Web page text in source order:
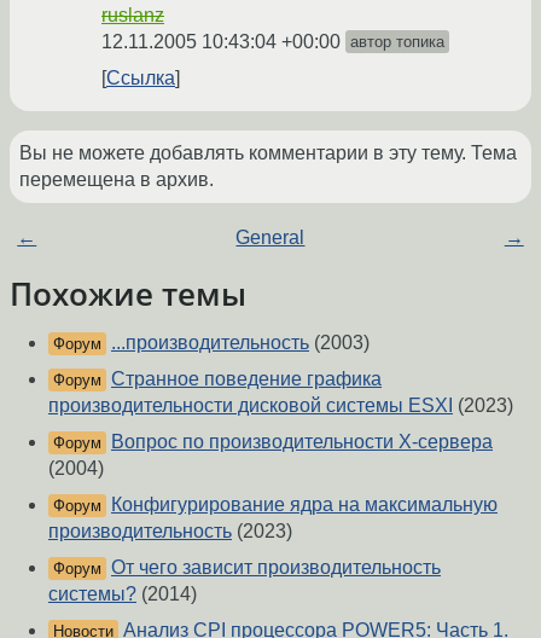
ruslanz
12.11.2005 10:43:04 +00:00 автор топика
Ссылка
Вы не можете добавлять комментарии в эту тему. Тема
перемещена в архив.
← General →
Похожие темы
Форум ...производительность (2003)
Форум Странное поведение графика
производительности дисковой системы ESXI (2023)
Форум
Вопрос по производительности X-сервера
(2004)
Форум
Конфигурирование ядра на максимальную
производительность (2023)
Форум От чего зависит производительность
системы? (2014)
Новости Анализ CPI процессора POWER5: Часть 1.